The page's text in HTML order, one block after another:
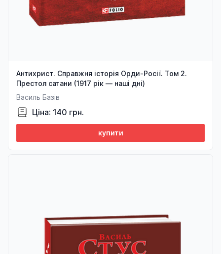
Антихрист. Справжня історія Орди-Росії. Том 2.
Престол сатани (1917 рік — наші дні)
Василь Базів
Ціна: 140 грн.
купити